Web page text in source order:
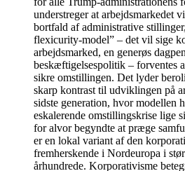
understreger at arbejdsmarkedet
bortfald af administrative
flexicurity-model” – det vil sige
arbejdsmarked, en generøs
beskæftigelsespolitik – forventes
sikre omstillingen. Det lyder
skarp kontrast til udviklingen på
sidste generation, hvor modellen
eskalerende omstillingskrise lige
for alvor begyndte at præge
er en lokal variant af den
fremherskende i Nordeuropa i
århundrede. Korporativisme